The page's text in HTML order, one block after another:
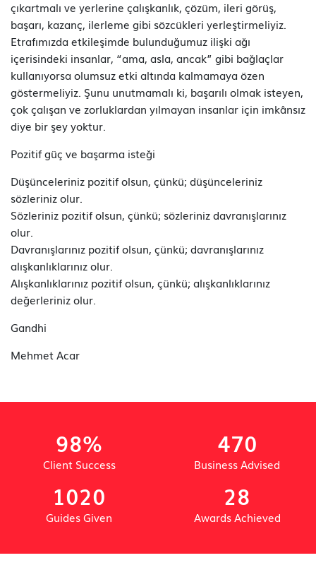
çıkartmalı ve yerlerine çalışkanlık, çözüm, ileri görüş,
başarı, kazanç, ilerleme gibi sözcükleri yerleştirmeliyiz.
Etrafımızda etkileşimde bulunduğumuz ilişki ağı
içerisindeki insanlar, “ama, asla, ancak” gibi bağlaçlar
kullanıyorsa olumsuz etki altında kalmamaya özen
göstermeliyiz. Şunu unutmamalı ki, başarılı olmak isteyen,
çok çalışan ve zorluklardan yılmayan insanlar için imkânsız
diye bir şey yoktur.
Pozitif güç ve başarma isteği
Düşünceleriniz pozitif olsun, çünkü; düşünceleriniz
sözleriniz olur.
Sözleriniz pozitif olsun, çünkü; sözleriniz davranışlarınız
olur.
Davranışlarınız pozitif olsun, çünkü; davranışlarınız
alışkanlıklarınız olur.
Alışkanlıklarınız pozitif olsun, çünkü; alışkanlıklarınız
değerleriniz olur.
Gandhi
Mehmet Acar
98%
Client Success
470
Business Advised
1020
Guides Given
28
Awards Achieved